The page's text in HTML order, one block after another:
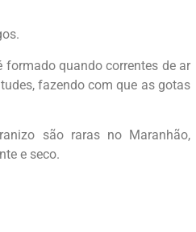
formado quando correntes de ar
fazendo com que as gotas
são raras no Maranhão,
e seco.